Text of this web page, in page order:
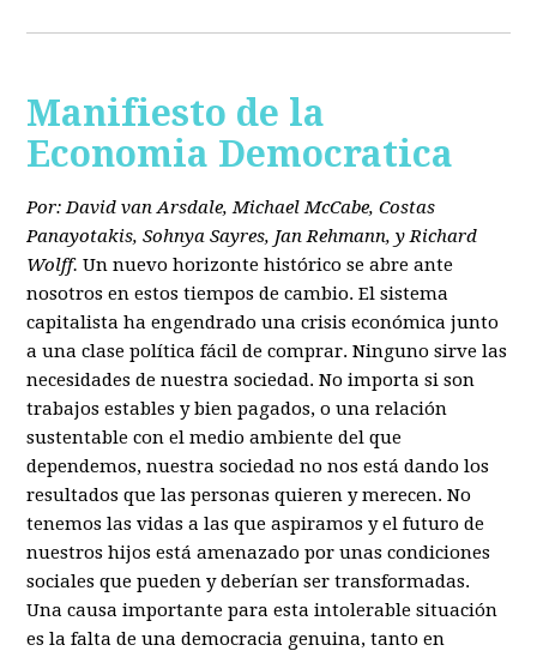
Manifiesto de la
Economia Democratica
Por: David van Arsdale, Michael McCabe, Costas
Panayotakis, Sohnya Sayres, Jan Rehmann, y Richard
Wolff. Un nuevo horizonte histórico se abre ante
nosotros en estos tiempos de cambio. El sistema
capitalista ha engendrado una crisis económica junto
a una clase política fácil de comprar. Ninguno sirve las
necesidades de nuestra sociedad. No importa si son
trabajos estables y bien pagados, o una relación
sustentable con el medio ambiente del que
dependemos, nuestra sociedad no nos está dando los
resultados que las personas quieren y merecen. No
tenemos las vidas a las que aspiramos y el futuro de
nuestros hijos está amenazado por unas condiciones
sociales que pueden y deberían ser transformadas.
Una causa importante para esta intolerable situación
es la falta de una democracia genuina, tanto en